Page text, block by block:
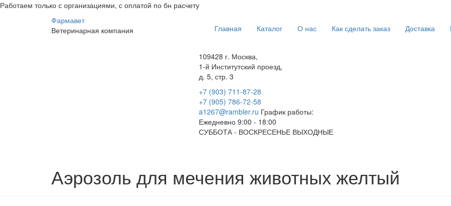
Работаем только с организациями, с оплатой по бн расчету
Фармавет
Ветеринарная компания Главная Каталог О нас Как сделать заказ Доставка
109428 г. Москва,
1-й Институтский проезд,
д. 5, стр. 3
+7 (903) 711-87-28
+7 (905) 786-72-58
a1267@rambler.ru График работы:
Ежедневно 9:00 - 18:00
СУББОТА - ВОСКРЕСЕНЬЕ ВЫХОДНЫЕ
Аэрозоль для мечения животных желтый